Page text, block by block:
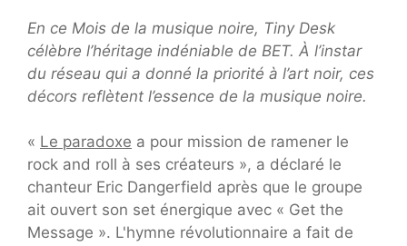
En ce Mois de la musique noire, Tiny Desk
célèbre l’héritage indéniable de BET. À l’instar
du réseau qui a donné la priorité à l’art noir, ces
décors reflètent l’essence de la musique noire.
« Le paradoxe a pour mission de ramener le
rock and roll à ses créateurs », a déclaré le
chanteur Eric Dangerfield après que le groupe
ait ouvert son set énergique avec « Get the
Message ». L'hymne révolutionnaire a fait de